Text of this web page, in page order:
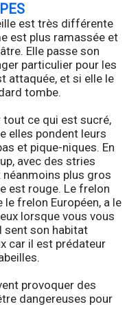
est très différente
est plus ramassée et
Elle passe son
particulier pour les
attaquée, et si elle le
tombe.
tout ce qui est sucré,
elles pondent leurs
et pique-niques. En
avec des stries
néanmoins plus gros
est rouge. Le frelon
frelon Européen, a le
lorsque vous vous
sent son habitat
car il est prédateur
provoquer des
dangereuses pour